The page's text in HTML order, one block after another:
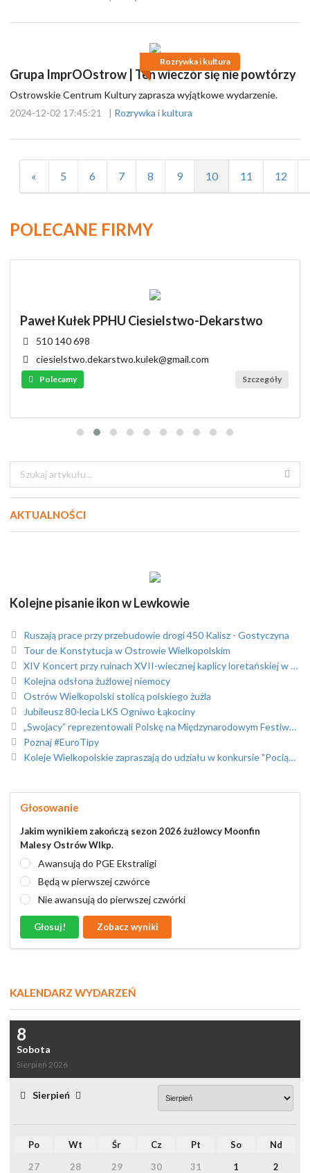
Rozrywka i kultura
Grupa ImprOOstrow | Ten wieczór się nie powtórzy
Ostrowskie Centrum Kultury zaprasza wyjątkowe wydarzenie.
2024-12-02 17:45:21
| Rozrywka i kultura
« 5 6 7 8 9 10 11 12
POLECANE FIRMY
Paweł Kułek PPHU Ciesielstwo-Dekarstwo
510 140 698
ciesielstwo.dekarstwo.kulek@gmail.com
Polecamy Szczegóły
AKTUALNOŚCI
Kolejne pisanie ikon w Lewkowie
Ruszają prace przy przebudowie drogi 450 Kalisz - Gostyczyna
Tour de Konstytucja w Ostrowie Wielkopolskim
XIV Koncert przy ruinach XVII-wiecznej kaplicy loretańskiej w Skrzebowej
Kolejna odsłona żużlowej niemocy
Ostrów Wielkopolski stolicą polskiego żużla
Jubileusz 80-lecia LKS Ogniwo Łąkociny
„Swojacy” reprezentowali Polskę na Międzynarodowym Festiwalu Folklorystycznym w Portugalii /foto/
Poznaj #EuroTipy
Koleje Wielkopolskie zapraszają do udziału w konkursie "Pociąg do Sztuki"
Głosowanie
Jakim wynikiem zakończą sezon 2026 żużlowcy Moonfin
Malesy Ostrów Wlkp.
Awansują do PGE Ekstraligi
Będą w pierwszej czwórce
Nie awansują do pierwszej czwórki
Głosuj! Zobacz wyniki
KALENDARZ WYDARZEŃ
8
Sobota
Sierpień 2026
Sierpień
Po Wt Śr Cz Pt So
Nd
27
28 29 30 31 1 2